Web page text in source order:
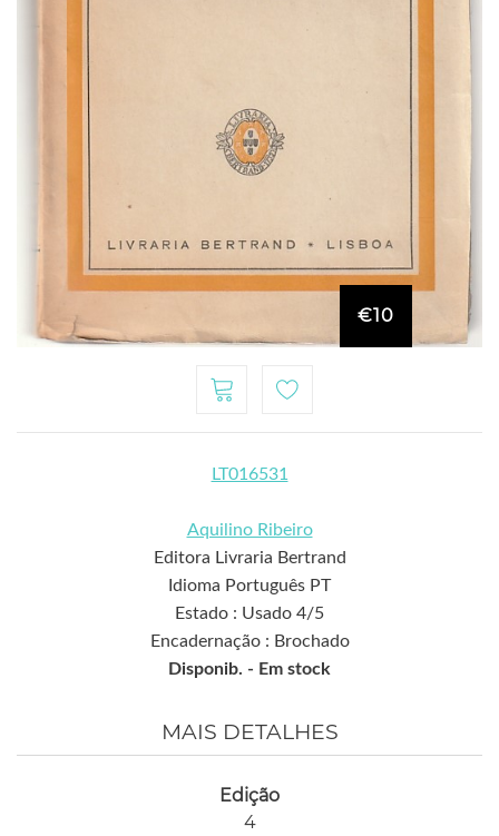
€10
LT016531
Aquilino Ribeiro
Editora Livraria Bertrand
Idioma Português PT
Estado : Usado 4/5
Encadernação : Brochado
Disponib. - Em stock
MAIS DETALHES
Edição
4